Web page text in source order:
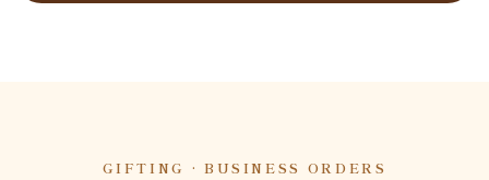
GIFTING · BUSINESS ORDERS